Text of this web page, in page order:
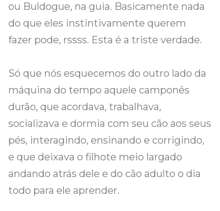
ou Buldogue, na guia. Basicamente nada
do que eles instintivamente querem
fazer pode, rssss. Esta é a triste verdade.
Só que nós esquecemos do outro lado da
máquina do tempo aquele camponês
durão, que acordava, trabalhava,
socializava e dormia com seu cão aos seus
pés, interagindo, ensinando e corrigindo,
e que deixava o filhote meio largado
andando atrás dele e do cão adulto o dia
todo para ele aprender.